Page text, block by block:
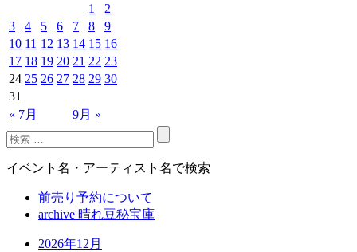
« 7月 9月 »
1
2
3
4 5 6 7 8
9
10 11 12 13 14 15 16
17 18 19 20 21 22 23
24 25 26 27 28 29 30
31
イベント名・アーティスト名で検索
前売り予約について
archive 晴れ豆秘宝庫
2026年12月